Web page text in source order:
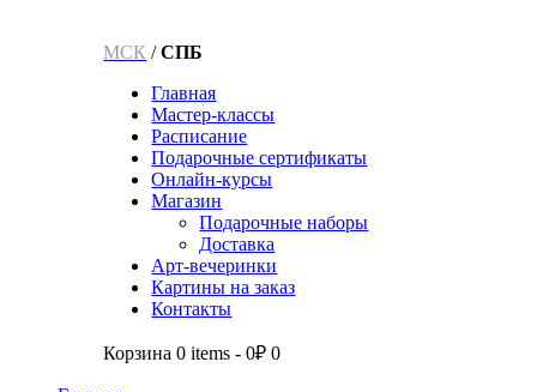
МСК /СПБ
Главная
Мастер-классы
Расписание
Подарочные сертификаты
Онлайн-курсы
Магазин
Подарочные наборы
Доставка
Арт-вечеринки
Картины на заказ
Контакты
Корзина 0 items -0₽ 0